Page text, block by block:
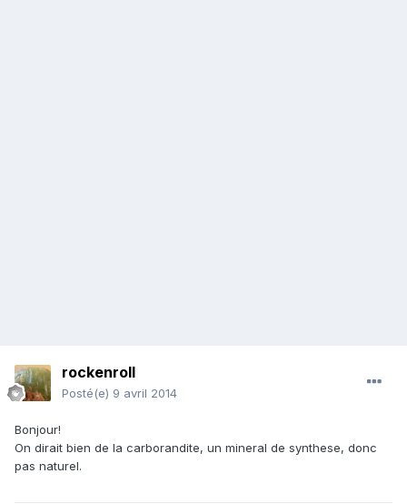
rockenroll
Posté(e) 9 avril 2014
Bonjour!
On dirait bien de la carborandite, un mineral de synthese, donc
pas naturel.